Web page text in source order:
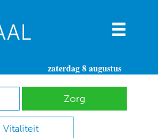
zaterdag 8 augustus
Zorg
Vitaliteit